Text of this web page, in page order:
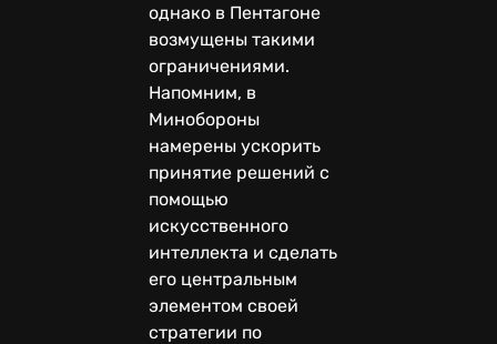
однако в Пентагоне
возмущены такими
ограничениями.
Напомним, в
Минобороны
намерены ускорить
принятие решений с
помощью
искусственного
интеллекта и сделать
его центральным
элементом своей
стратегии по